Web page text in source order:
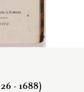
- 1688)